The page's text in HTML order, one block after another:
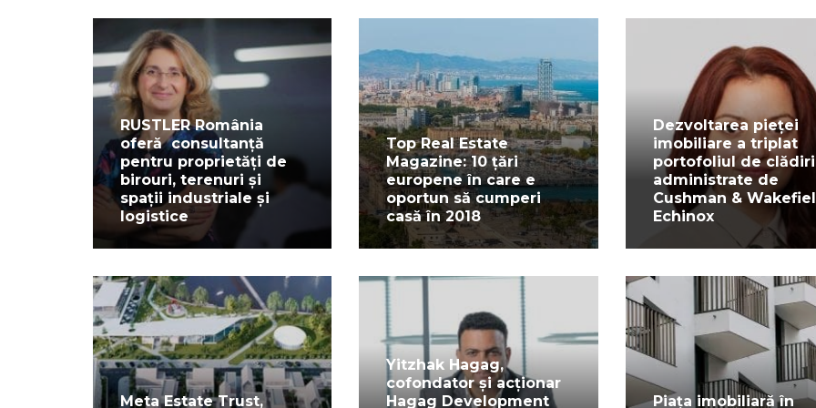
RUSTLER România
oferă consultanță
pentru proprietăți de
birouri, terenuri și
spații industriale și
logistice
Top Real Estate
Magazine: 10 țări
europene în care e
oportun să cumperi
casă în 2018
Dezvoltarea pieței
imobiliare a triplat
portofoliul de clădiri
administrate de
Cushman &
Echinox
Meta Estate Trust,
Yitzhak Hagag,
cofondator și acționar
Hagag Development
Piața imobiliară în